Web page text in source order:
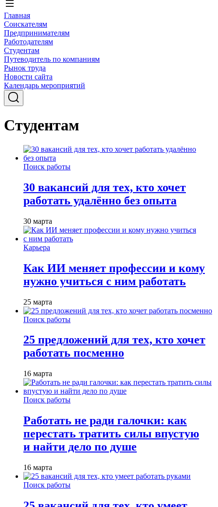
Главная
Соискателям
Предпринимателям
Работодателям
Студентам
Путеводитель по компаниям
Рынок труда
Новости сайта
Календарь мероприятий
Студентам
Поиск работы
30 вакансий для тех, кто хочет
работать удалённо без опыта
30 марта
Карьера
Как ИИ меняет профессии и кому
нужно учиться с ним работать
25 марта
Поиск работы
25 предложений для тех, кто хочет
работать посменно
16 марта
Поиск работы
Работать не ради галочки: как
перестать тратить силы впустую
и найти дело по душе
16 марта
Поиск работы